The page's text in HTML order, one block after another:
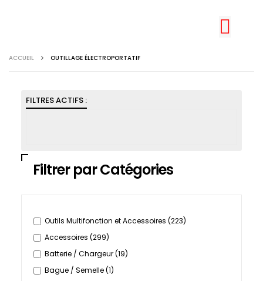
ACCUEIL OUTILLAGE ÉLECTROPORTATIF
FILTRES ACTIFS :
Filtrer par Catégories
Outils Multifonction et Accessoires (223)
Accessoires (299)
Batterie / Chargeur(19)
Bague / Semelle(1)